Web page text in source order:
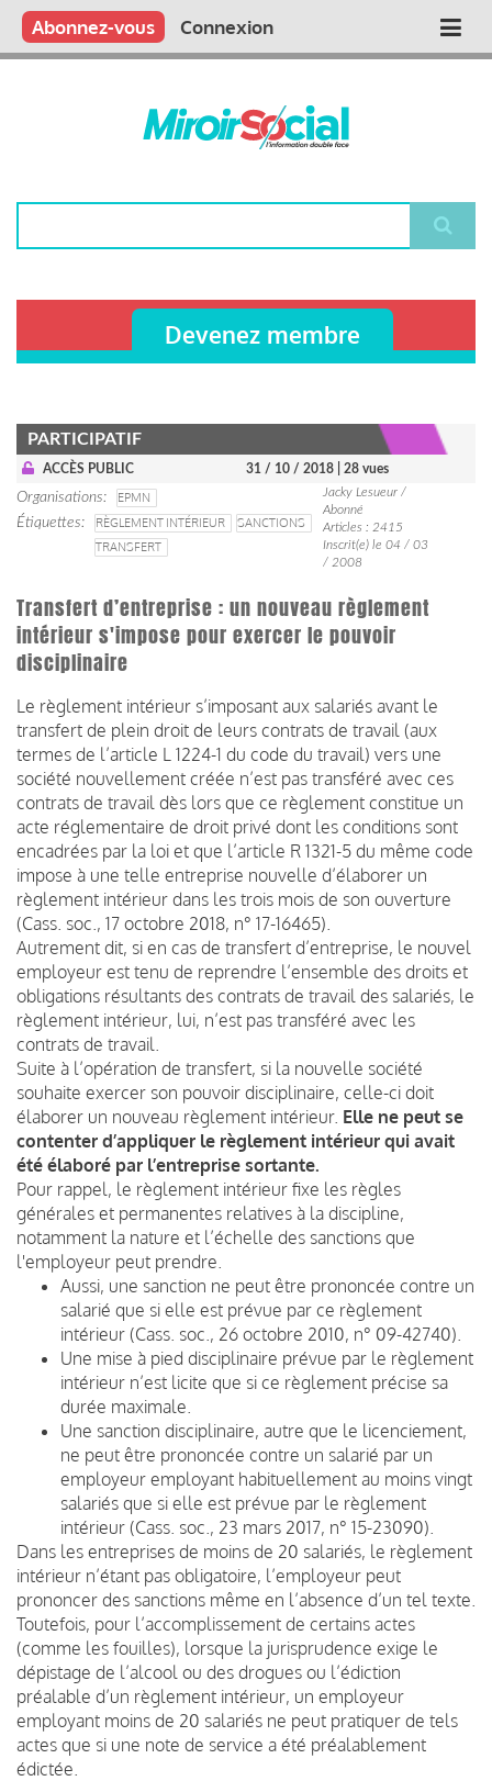
Aller
contenu
Main
Qui sommes nous ?
Vous publiez
Nous publions
Contactez-nous
Abonnez-vous Connexion
Devenez membre
PARTICIPATIF
ACCÈS PUBLIC 31 / 10 / 2018 | 28 vues
Organisations
EPMN
Étiquettes
RÈGLEMENT INTÉRIEUR
SANCTIONS
TRANSFERT
Jacky Lesueur /
Abonné
Articles : 2415
Inscrit(e) le 04 / 03
/ 2008
Transfert d’entreprise : un nouveau règlement
intérieur s'impose pour exercer le pouvoir
disciplinaire
Le règlement intérieur s’imposant aux salariés avant le
transfert de plein droit de leurs contrats de travail (aux
termes de l’article L 1224-1 du code du travail) vers une
société nouvellement créée n’est pas transféré avec ces
contrats de travail dès lors que ce règlement constitue un
acte réglementaire de droit privé dont les conditions sont
encadrées par la loi et que l’article R 1321-5 du même code
impose à une telle entreprise nouvelle d’élaborer un
règlement intérieur dans les trois mois de son ouverture
(Cass. soc., 17 octobre 2018, n° 17-16465).
Autrement dit, si en cas de transfert d’entreprise, le nouvel
employeur est tenu de reprendre l’ensemble des droits et
obligations résultants des contrats de travail des salariés, le
règlement intérieur, lui, n’est pas transféré avec les
contrats de travail.
Suite à l’opération de transfert, si la nouvelle société
souhaite exercer son pouvoir disciplinaire, celle-ci doit
élaborer un nouveau règlement intérieur. Elle ne peut se
contenter d’appliquer le règlement intérieur qui avait
été élaboré par l’entreprise sortante.
Pour rappel, le règlement intérieur fixe les règles
générales et permanentes relatives à la discipline,
notamment la nature et l’échelle des sanctions que
l'employeur peut prendre.
Aussi, une sanction ne peut être prononcée contre un
salarié que si elle est prévue par ce règlement
intérieur (Cass. soc., 26 octobre 2010, n° 09-42740).
Une mise à pied disciplinaire prévue par le règlement
intérieur n’est licite que si ce règlement précise sa
durée maximale.
Une sanction disciplinaire, autre que le licenciement,
ne peut être prononcée contre un salarié par un
employeur employant habituellement au moins vingt
salariés que si elle est prévue par le règlement
intérieur (Cass. soc., 23 mars 2017, n° 15-23090).
Dans les entreprises de moins de 20 salariés, le règlement
intérieur n’étant pas obligatoire, l’employeur peut
prononcer des sanctions même en l’absence d’un tel texte.
Toutefois, pour l’accomplissement de certains actes
(comme les fouilles), lorsque la jurisprudence exige le
dépistage de l’alcool ou des drogues ou l’édiction
préalable d’un règlement intérieur, un employeur
employant moins de 20 salariés ne peut pratiquer de tels
actes que si une note de service a été préalablement
édictée.